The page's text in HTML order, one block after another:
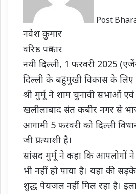
Post
नवेश कुमार
वरिष्ठ पत्रकार
नयी दिल्ली, 1 फरवरी 2025
दिल्ली के बहुमुखी विकास के लिए
श्री मुर्मू ने शाम चुनावी सभाओं
खलीलाबाद संत कबीर नगर से
आगामी 5 फरवरी को दिल्ली
जी प्रत्याशी है।
सांसद मुर्मू ने कहा कि आपलोगों
भी नहीं हो पाया है। यहां की
शुद्ध पेयजल नहीं मिल रहा है।